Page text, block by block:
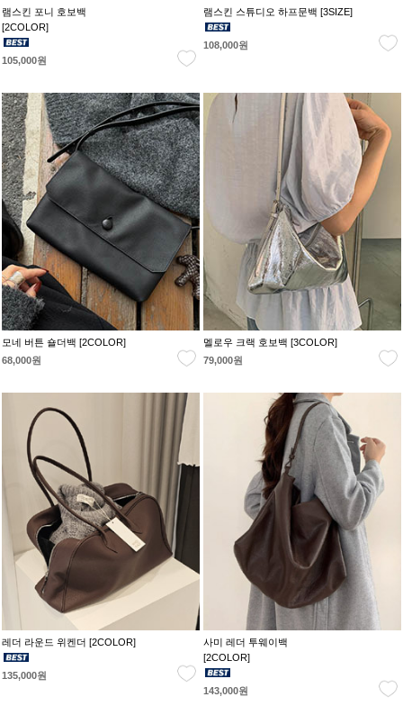
램스킨 포니 호보백
[2COLOR]
105,000원
램스킨 스튜디오 하프문백 [3SIZE]
108,000원
모네 버튼 숄더백 [2COLOR]
68,000원
멜로우 크랙 호보백 [3COLOR]
79,000원
레더 라운드 위켄더 [2COLOR]
135,000원
사미 레더 투웨이백
[2COLOR]
143,000원